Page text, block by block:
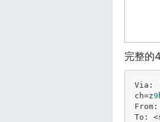
完整的
Via:
ch=z9
To: